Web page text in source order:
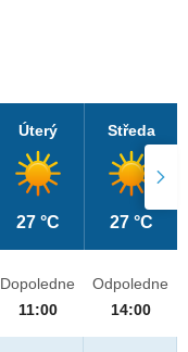
Úterý
27 °C
Středa
27 °C
Dopoledne
11:00
Odpoledne
14:00